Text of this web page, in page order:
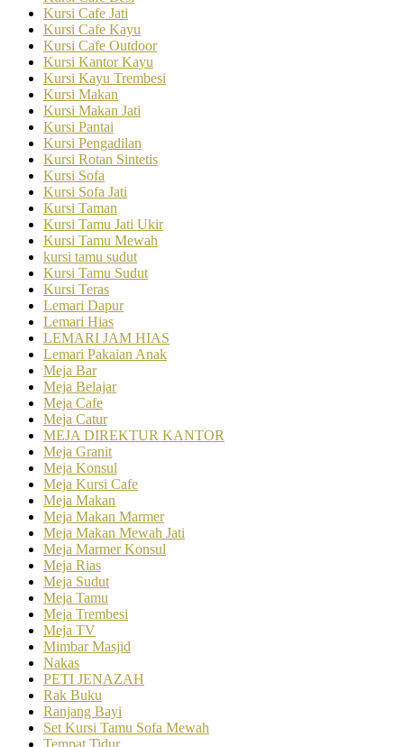
Kursi Cafe Jati
Kursi Cafe Kayu
Kursi Cafe Outdoor
Kursi Kantor Kayu
Kursi Kayu Trembesi
Kursi Makan
Kursi Makan Jati
Kursi Pantai
Kursi Pengadilan
Kursi Rotan Sintetis
Kursi Sofa
Kursi Sofa Jati
Kursi Taman
Kursi Tamu Jati Ukir
Kursi Tamu Mewah
kursi tamu sudut
Kursi Tamu Sudut
Kursi Teras
Lemari Dapur
Lemari Hias
LEMARI JAM HIAS
Lemari Pakaian Anak
Meja Bar
Meja Belajar
Meja Cafe
Meja Catur
MEJA DIREKTUR KANTOR
Meja Granit
Meja Konsul
Meja Kursi Cafe
Meja Makan
Meja Makan Marmer
Meja Makan Mewah Jati
Meja Marmer Konsul
Meja Rias
Meja Sudut
Meja Tamu
Meja Trembesi
Meja TV
Mimbar Masjid
Nakas
PETI JENAZAH
Rak Buku
Ranjang Bayi
Set Kursi Tamu Sofa Mewah
Tempat Tidur